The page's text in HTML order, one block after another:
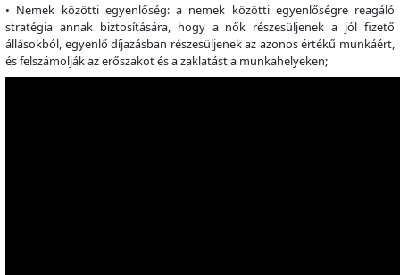
• Nemek közötti egyenlőség: a nemek közötti egyenlőségre reagáló
stratégia annak biztosítására, hogy a nők részesüljenek a jól fizető
állásokból, egyenlő díjazásban részesüljenek az azonos értékű munkáért,
és felszámolják az erőszakot és a zaklatást a munkahelyeken;